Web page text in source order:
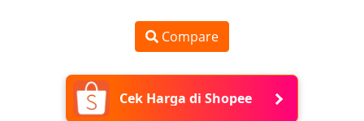
Compare
Cek Harga di Shopee